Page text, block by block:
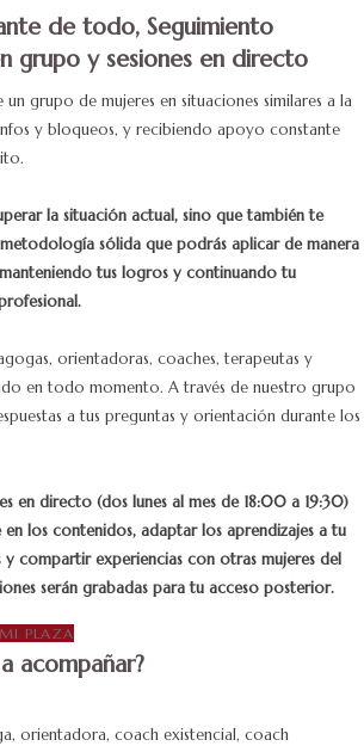
de todo, Seguimiento
grupo y sesiones en directo
grupo de mujeres en situaciones similares a la
y bloqueos, y recibiendo apoyo constante
la situación actual, sino que también te
sólida que podrás aplicar de manera
tus logros y continuando tu
orientadoras, coaches, terapeutas y
en todo momento. A través de nuestro grupo
a tus preguntas y orientación durante los
en directo (dos lunes al mes de 18:00 a 19:30)
los contenidos, adaptar los aprendizajes a tu
y compartir experiencias con otras mujeres del
serán grabadas para tu acceso posterior.
PLAZA
acompañar?
orientadora, coach existencial, coach